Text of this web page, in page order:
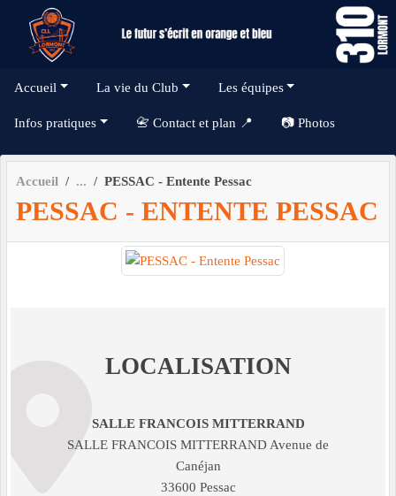
Accueil La vie du Club Les équipes
Infos pratiques 📇 Contact et plan 📍 📷 Photos
Accueil PESSAC - Entente Pessac
PESSAC - ENTENTE PESSAC
LOCALISATION
SALLE FRANCOIS MITTERRAND
SALLE FRANCOIS MITTERRAND Avenue de
Canéjan
33600 Pessac
Panneau de gestion des cookies